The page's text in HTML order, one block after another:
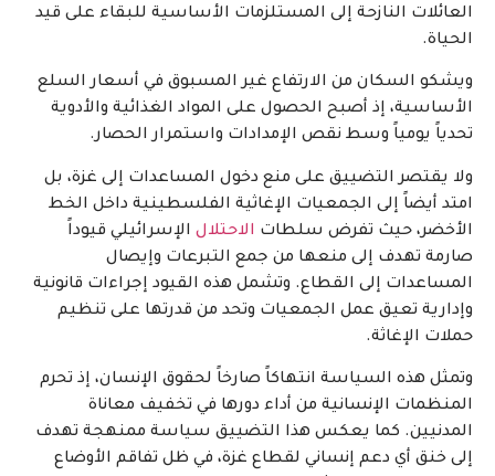
العائلات النازحة إلى المستلزمات الأساسية للبقاء على قيد
الحياة.
ويشكو السكان من الارتفاع غير المسبوق في أسعار السلع
الأساسية، إذ أصبح الحصول على المواد الغذائية والأدوية
تحدياً يومياً وسط نقص الإمدادات واستمرار الحصار.
ولا يقتصر التضييق على منع دخول المساعدات إلى غزة، بل
امتد أيضاً إلى الجمعيات الإغاثية الفلسطينية داخل الخط
الأخضر، حيث تفرض سلطات الاحتلال الإسرائيلي قيوداً
صارمة تهدف إلى منعها من جمع التبرعات وإيصال
المساعدات إلى القطاع. وتشمل هذه القيود إجراءات قانونية
وإدارية تعيق عمل الجمعيات وتحد من قدرتها على تنظيم
حملات الإغاثة.
وتمثل هذه السياسة انتهاكاً صارخاً لحقوق الإنسان، إذ تحرم
المنظمات الإنسانية من أداء دورها في تخفيف معاناة
المدنيين. كما يعكس هذا التضييق سياسة ممنهجة تهدف
إلى خنق أي دعم إنساني لقطاع غزة، في ظل تفاقم الأوضاع